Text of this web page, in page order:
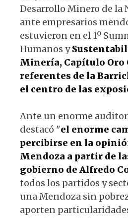
Desarrollo Minero de la
ante empresarios
estuvieron en el 1º
Humanos y
Minería, Capítulo Oro
referentes de la
el centro de las
Ante un enorme
destacó "el enorme
percibirse en la
Mendoza a partir de
gobierno de Alfredo
todos los partidos y
una Mendoza sin
aporten